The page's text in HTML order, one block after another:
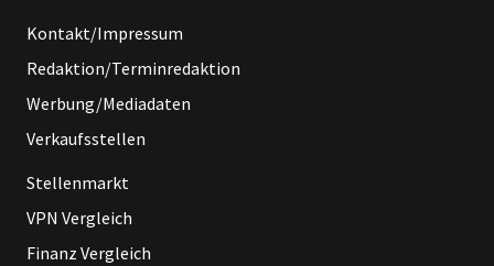
Kontakt/Impressum
Redaktion/Terminredaktion
Werbung/Mediadaten
Verkaufsstellen
Stellenmarkt
VPN Vergleich
Finanz Vergleich